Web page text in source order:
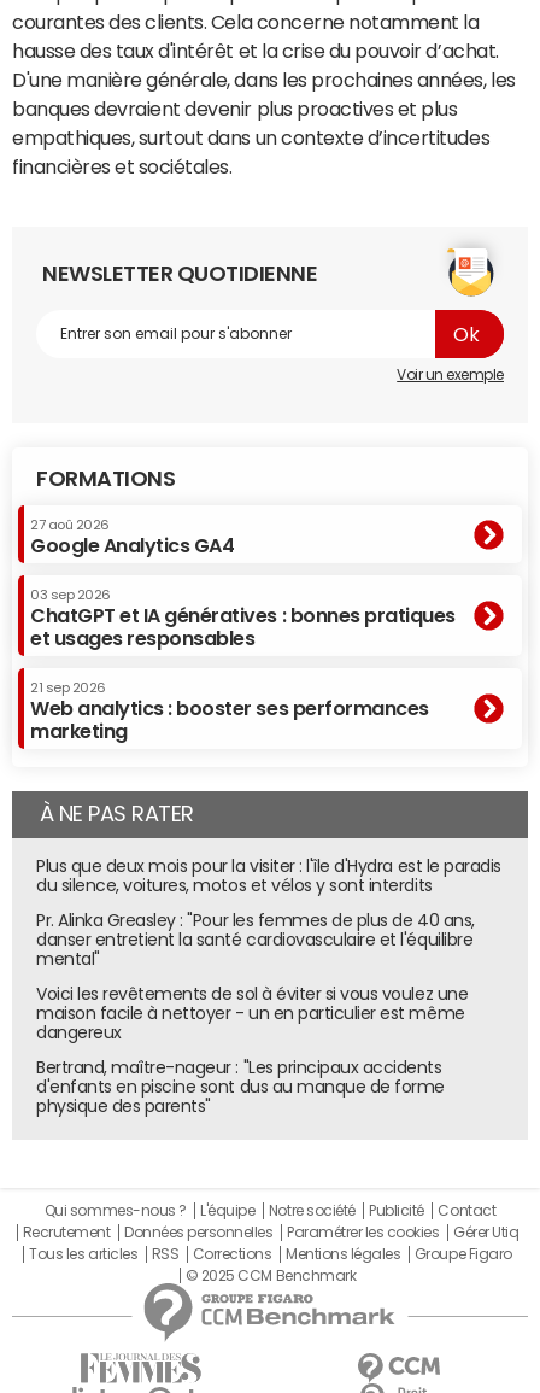
courantes des clients. Cela concerne notamment la
hausse des taux d'intérêt et la crise du pouvoir d’achat.
D'une manière générale, dans les prochaines années, les
banques devraient devenir plus proactives et plus
empathiques, surtout dans un contexte d’incertitudes
financières et sociétales.
NEWSLETTER QUOTIDIENNE
Voir un exemple
FORMATIONS
27 aoû 2026
Google Analytics GA4
03 sep 2026
ChatGPT et IA génératives : bonnes pratiques
et usages responsables
21 sep 2026
Web analytics : booster ses performances
marketing
À NE PAS RATER
Plus que deux mois pour la visiter : l'île d'Hydra est le paradis
du silence, voitures, motos et vélos y sont interdits
Pr. Alinka Greasley : "Pour les femmes de plus de 40 ans,
danser entretient la santé cardiovasculaire et l'équilibre
mental"
Voici les revêtements de sol à éviter si vous voulez une
maison facile à nettoyer - un en particulier est même
dangereux
Bertrand, maître-nageur : "Les principaux accidents
d'enfants en piscine sont dus au manque de forme
physique des parents"
Qui sommes-nous ? L'équipe Notre société Publicité
Contact
Recrutement
Données personnelles Paramétrer les cookies
Gérer Utiq
Tous les articles
RSS Corrections Mentions légales
Groupe Figaro
© 2025 CCM Benchmark